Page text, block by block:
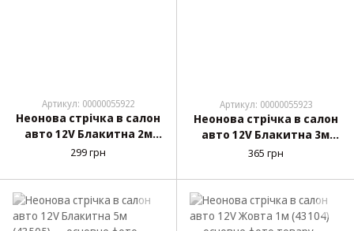
Артикул: 00000055922
Неонова стрічка в салон
авто 12V Блакитна 2м
(43205)
299 грн
Артикул: 00000055923
Неонова стрічка в салон
авто 12V Блакитна 3м
(43305)
365 грн